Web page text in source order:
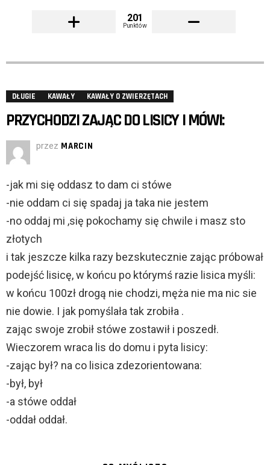
201
Punktów
DŁUGIE KAWAŁY KAWAŁY O ZWIERZĘTACH
PRZYCHODZI ZAJĄC DO LISICY I MÓWI:
przez MARCIN
-jak mi się oddasz to dam ci stówe
-nie oddam ci się spadaj ja taka nie jestem
-no oddaj mi ,się pokochamy się chwile i masz sto
złotych
i tak jeszcze kilka razy bezskutecznie zając próbował
podejść lisicę, w końcu po którymś razie lisica myśli:
w końcu 100zł drogą nie chodzi, męża nie ma nic sie
nie dowie. I jak pomyślała tak zrobiła .
zając swoje zrobił stówe zostawił i poszedł.
Wieczorem wraca lis do domu i pyta lisicy:
-zając był? na co lisica zdezorientowana:
-był, był
-a stówe oddał
-oddał oddał.